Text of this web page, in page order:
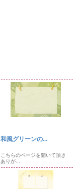
和風グリーンの...
こちらのページを開いて頂き
ありが...